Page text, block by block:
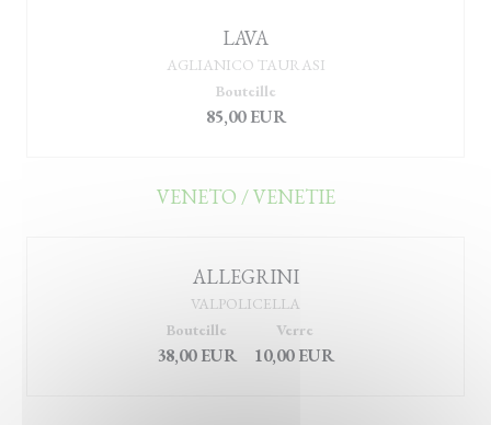
LAVA
AGLIANICO TAURASI
85,00 EUR
Bouteille
VENETO / VENETIE
ALLEGRINI
VALPOLICELLA
38,00 EUR
Bouteille
10,00 EUR
Verre